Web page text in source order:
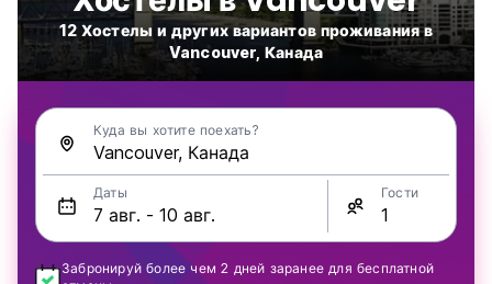
12 Хостелы и других вариантов проживания в
Vancouver, Канада
Куда вы хотите поехать?
Даты Гости
Забронируй более чем 2 дней заранее для бесплатной